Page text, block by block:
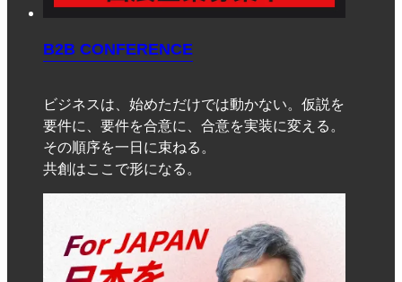
B2B CONFERENCE
ビジネスは、始めただけでは動かない。仮説を
要件に、要件を合意に、合意を実装に変える。
その順序を一日に束ねる。
共創はここで形になる。